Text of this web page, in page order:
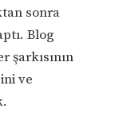
sonra
Blog
şarkısının
ve